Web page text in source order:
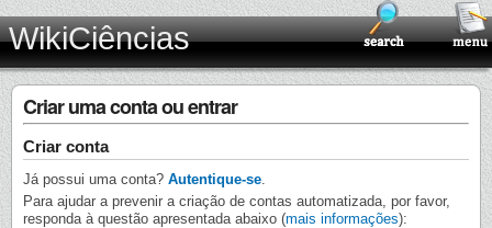
WikiCiências
Criar uma conta ou entrar
Criar conta
Já possui uma conta? Autentique-se
Para ajudar a prevenir a criação de contas automatizada, por favor,
responda à questão apresentada abaixo (mais informações):